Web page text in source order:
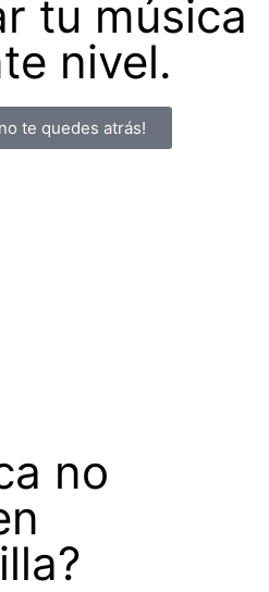
tu música
nivel.
te quedes atrás!
no